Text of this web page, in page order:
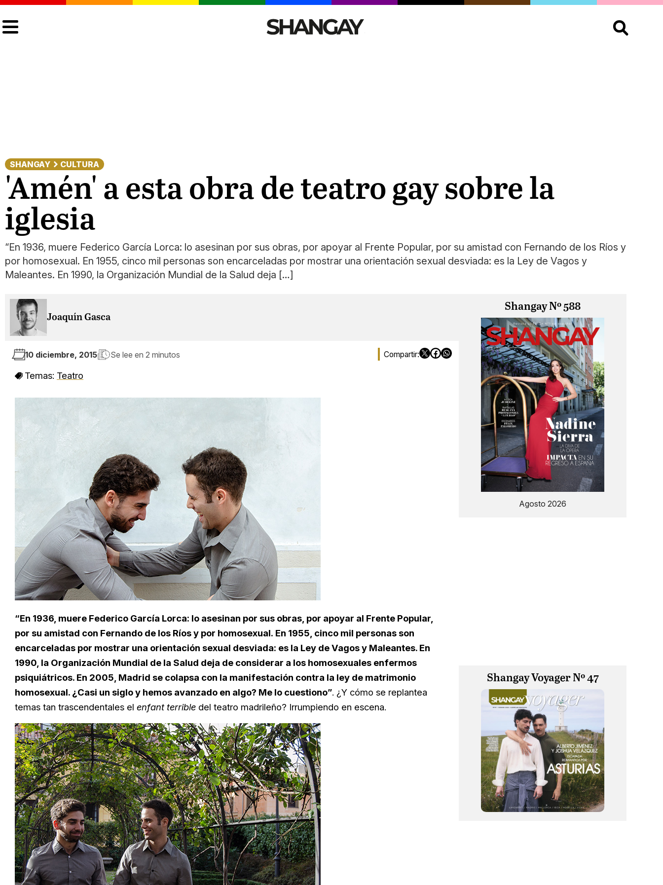
Buscar:
SHANGAY CULTURA
'Amén' a esta obra de teatro gay sobre la
iglesia
“En 1936, muere Federico García Lorca: lo asesinan por sus obras, por apoyar al Frente Popular, por su amistad con Fernando de los Ríos y
por homosexual. En 1955, cinco mil personas son encarceladas por mostrar una orientación sexual desviada: es la Ley de Vagos y
Maleantes. En 1990, la Organización Mundial de la Salud deja […]
Joaquín Gasca
10 diciembre, 2015 Se lee en 2 minutos
Temas: Teatro
“En 1936, muere Federico García Lorca: lo asesinan por sus obras, por apoyar al Frente Popular,
por su amistad con Fernando de los Ríos y por homosexual. En 1955, cinco mil personas son
encarceladas por mostrar una orientación sexual desviada: es la Ley de Vagos y Maleantes. En
1990, la Organización Mundial de la Salud deja de considerar a los homosexuales enfermos
psiquiátricos. En 2005, Madrid se colapsa con la manifestación contra la ley de matrimonio
homosexual. ¿Casi un siglo y hemos avanzado en algo? Me lo cuestiono”. ¿Y cómo se replantea
temas tan trascendentales el enfant terrible del teatro madrileño? Irrumpiendo en escena.
Shangay Nº 588
Agosto 2026
Shangay Voyager Nº 47